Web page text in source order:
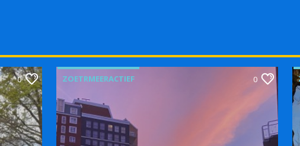
0 ZOETRMEERACTIEF 0